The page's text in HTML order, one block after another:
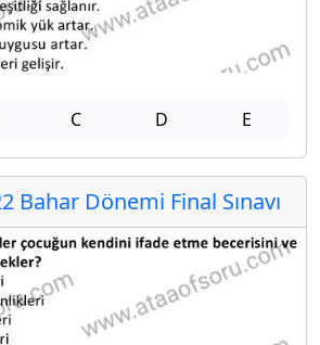
C D E
Bahar Dönemi Final Sınavı